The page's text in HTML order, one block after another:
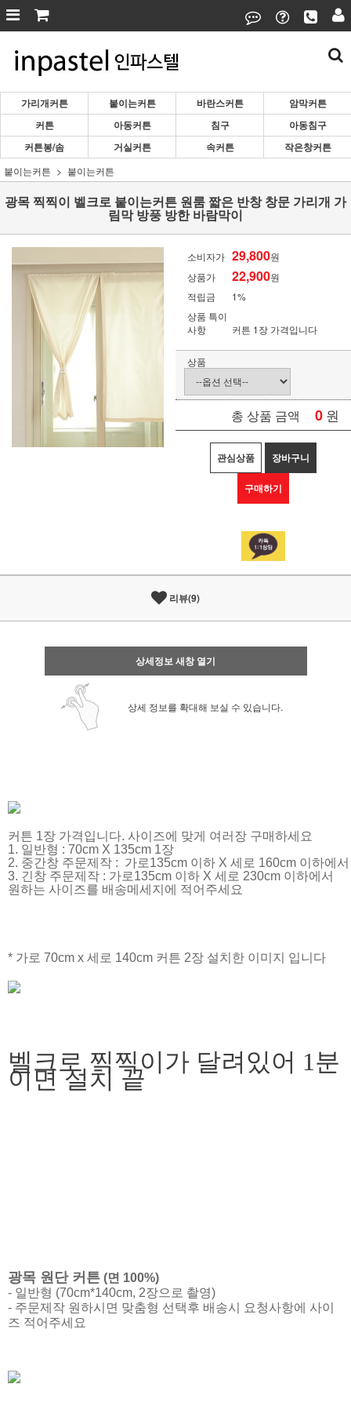
가리개커튼 붙이는커튼 바란스커튼
암막커튼
커튼
아동커튼 침구
아동침구
커튼봉/솜
거실커튼 속커튼 작은창커튼
붙이는커튼 붙이는커튼
광목 찍찍이 벨크로 붙이는커튼 원룸 짧은 반창 창문 가리개 가
림막 방풍 방한 바람막이
소비자가 29,800원
상품가
22,900원
적립금
1%
상품 특이
사항
커튼 1장 가격입니다
상품
총 상품 금액 0 원
관심상품 장바구니
구매하기
리뷰(9)
상세정보 새창 열기
상세 정보를 확대해 보실 수 있습니다.
커튼 1장 가격입니다. 사이즈에 맞게 여러장 구매하세요
1. 일반형 : 70cm X 135cm 1장
2. 중간창 주문제작 : 가로135cm 이하 X 세로 160cm 이하에서
3. 긴창 주문제작 : 가로135cm 이하 X 세로 230cm 이하에서
원하는 사이즈를 배송메세지에 적어주세요
* 가로 70cm x 세로 140cm 커튼 2장 설치한 이미지 입니다
벨크로 찍찍이가 달려있어 1분
이면 설치 끝
광목 원단 커튼 (면 100%)
- 일반형 (70cm*140cm, 2장으로 촬영)
- 주문제작 원하시면 맞춤형 선택후 배송시 요청사항에 사이
즈 적어주세요